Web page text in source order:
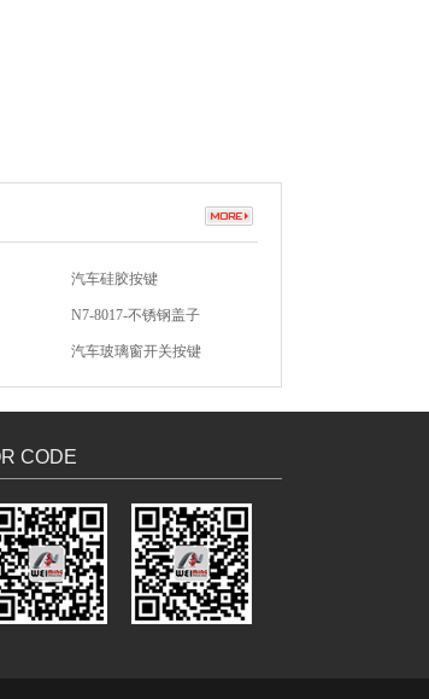
N7-8017-不锈钢盖子
汽车玻璃窗开关按键
无声开关硅胶按键
汽车硅胶按键
CODE